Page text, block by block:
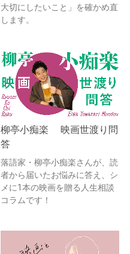
大切にしたいこと」を確かめ直
します。
柳亭小痴楽 映画世渡り問
答
落語家・柳亭小痴楽さんが、読
者から届いたお悩みに答え、シ
メに1本の映画を贈る人生相談
コラムです！